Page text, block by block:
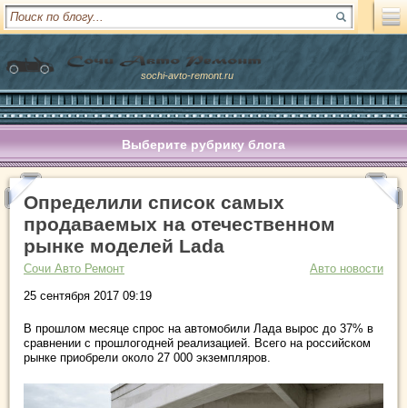
sochi-avto-remont.ru
Выберите рубрику блога
Определили список самых
продаваемых на отечественном
рынке моделей Lada
Сочи Авто Ремонт
Авто новости
25 сентября 2017 09:19
В прошлом месяце спрос на автомобили Лада вырос до 37% в
сравнении с прошлогодней реализацией. Всего на российском
рынке приобрели около 27 000 экземпляров.